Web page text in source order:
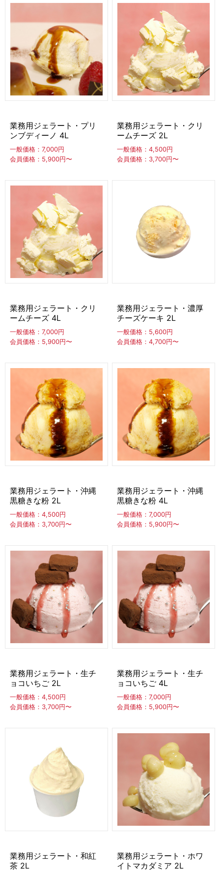
ディッシャー スパチュラ（アイスヘラ） ディッパー
フードマシン
フリーザー（冷凍庫）
チェスト型冷凍庫
販促アイテム
その他の店舗用品・厨房備品
容器（ボトル） ポワラー アルコール消毒
業務用ジェラート・プリ
ンブディーノ 4L
一般価格：7,000円
会員価格：5,900円〜
業務用ジェラート・クリ
ームチーズ 2L
一般価格：4,500円
会員価格：3,700円〜
業務用ジェラート・クリ
ームチーズ 4L
一般価格：7,000円
会員価格：5,900円〜
業務用ジェラート・濃厚
チーズケーキ 2L
一般価格：5,600円
会員価格：4,700円〜
業務用ジェラート・沖縄
黒糖きな粉 2L
一般価格：4,500円
会員価格：3,700円〜
業務用ジェラート・沖縄
黒糖きな粉 4L
一般価格：7,000円
会員価格：5,900円〜
業務用ジェラート・生チ
ョコいちご 2L
一般価格：4,500円
会員価格：3,700円〜
業務用ジェラート・生チ
ョコいちご 4L
一般価格：7,000円
会員価格：5,900円〜
業務用ジェラート・和紅
茶 2L
業務用ジェラート・ホワ
イトマカダミア 2L